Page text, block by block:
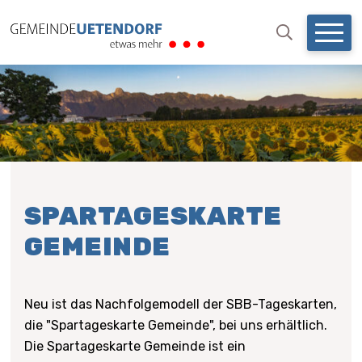
NAVIGIEREN IN
Suche starten
SPARTAGESKARTE
GEMEINDE
Neu ist das Nachfolgemodell der SBB-Tageskarten,
die "Spartageskarte Gemeinde", bei uns erhältlich.
Die Spartageskarte Gemeinde ist ein